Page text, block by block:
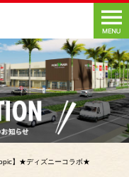
】★ディズニーコラボ★